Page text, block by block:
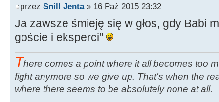
przez Snill Jenta» 16 Paź 2015 23:32
Ja zawsze śmieję się w głos, gdy Babi
goście i eksperci"
There comes a point where it all becomes too
fight anymore so we give up. That's when the
where there seems to be absolutely none at all.